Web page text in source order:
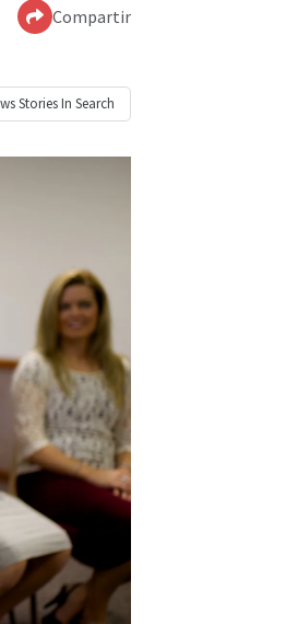
Compartir
Stories In Search